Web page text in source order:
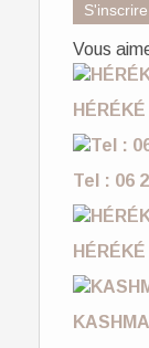
Vous
Tel : 06